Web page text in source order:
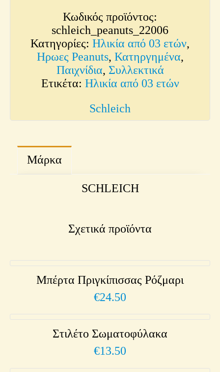
Κωδικός προϊόντος:
schleich_peanuts_22006
Κατηγορίες: Ηλικία από 03 ετών,
Ηρωες Peanuts, Κατηργημένα,
Παιχνίδια, Συλλεκτικά
Ετικέτα: Ηλικία από 03 ετών
Schleich
Μάρκα
SCHLEICH
Σχετικά προϊόντα
Μπέρτα Πριγκίπισσας Ρόζμαρι
€24.50
Στιλέτο Σωματοφύλακα
€13.50